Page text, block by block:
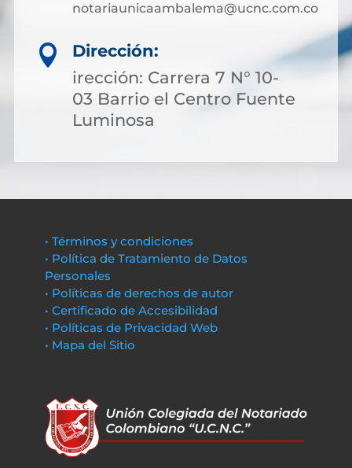
notariaunicaambalema@ucnc.com.co

Dirección:
irección: Carrera 7 N° 10-
03 Barrio el Centro Fuente
Luminosa
• Términos y condiciones
• Política de Tratamiento de Datos
Personales
• Políticas de derechos de autor
• Certificado de Accesibilidad
• Políticas de Privacidad Web
• Mapa del Sitio